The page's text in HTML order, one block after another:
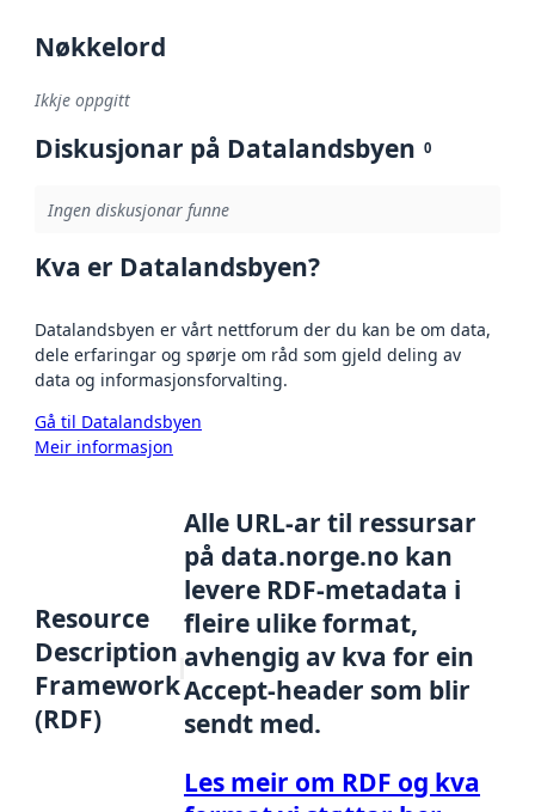
Nøkkelord
Ikkje oppgitt
Diskusjonar på Datalandsbyen 0
Ingen diskusjonar funne
Kva er Datalandsbyen?
Datalandsbyen er vårt nettforum der du kan be om data,
dele erfaringar og spørje om råd som gjeld deling av
data og informasjonsforvalting.
Gå til Datalandsbyen
Meir informasjon
Resource
Description
Framework
(RDF)
Alle URL-ar til ressursar
på data.norge.no kan
levere RDF-metadata i
fleire ulike format,
avhengig av kva for ein
Accept-header som blir
sendt med.
Les meir om RDF og kva